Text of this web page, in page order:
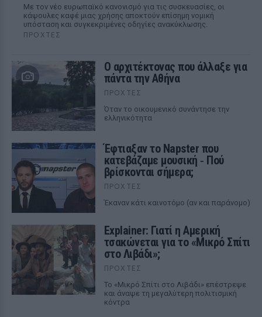
Με τον νέο ευρωπαϊκό κανονισμό για τις συσκευασίες, οι
κάψουλες καφέ μιας χρήσης αποκτούν επίσημη νομική
υπόσταση και συγκεκριμένες οδηγίες ανακύκλωσης.
ΠΡΟΧΤΈΣ
Ο αρχιτέκτονας που άλλαξε για
πάντα την Αθήνα
ΠΡΟΧΤΈΣ
Όταν το οικουμενικό συνάντησε την
ελληνικότητα
Έφτιαξαν το Napster που
κατεβάζαμε μουσική ‑ Πού
βρίσκονται σήμερα;
ΠΡΟΧΤΈΣ
Έκαναν κάτι καινοτόμο (αν και παράνομο)
Explainer: Γιατί η Αμερική
τσακώνεται για το «Μικρό Σπίτι
στο Λιβάδι»;
ΠΡΟΧΤΈΣ
Το «Μικρό Σπίτι στο Λιβάδι» επέστρεψε
και άναψε τη μεγαλύτερη πολιτισμική
κόντρα